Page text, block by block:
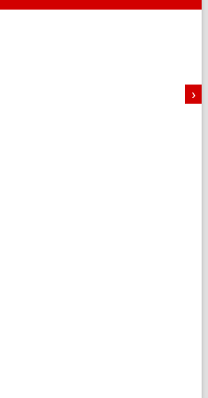
›